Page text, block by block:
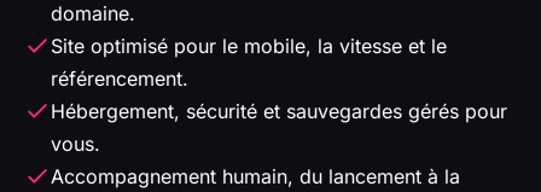
domaine.
Site optimisé pour le mobile, la vitesse et le
référencement.
Hébergement, sécurité et sauvegardes gérés pour
vous.
Accompagnement humain, du lancement à la